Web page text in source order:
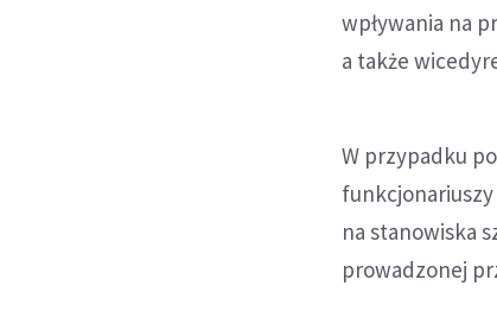
wpływania na
a także
W przypadku
na stanowiska
prowadzonej